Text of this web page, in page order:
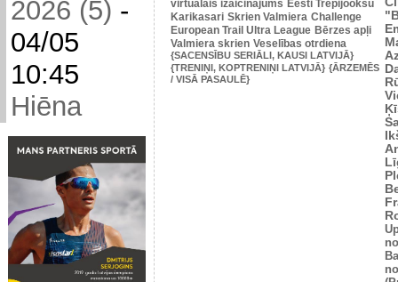
2026 (5) -
04/05
10:45
Hiēna
virtuālais izaicinājums Eesti Trepijooksu
Karikasari Skrien Valmiera Challenge
European Trail Ultra League Bērzes apļi
Valmiera skrien Veselības otrdiena
{SACENSĪBU SERIĀLI, KAUSI LATVIJĀ}
{TRENIŅI, KOPTRENIŅI LATVIJĀ} {ĀRZEMĒS
/ VISĀ PASAULĒ}